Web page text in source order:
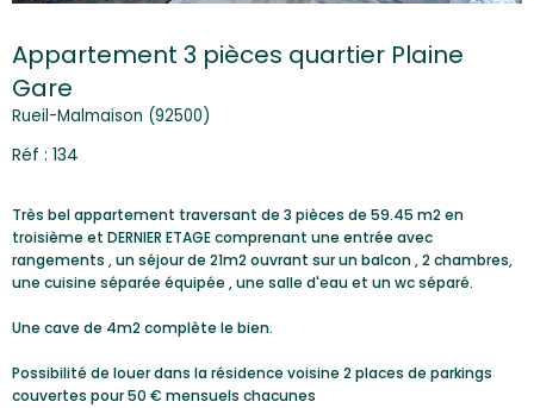
Appartement 3 pièces quartier Plaine
Gare
Rueil-Malmaison (92500)
Réf : 134
Très bel appartement traversant de 3 pièces de 59.45 m2 en
troisième et DERNIER ETAGE comprenant une entrée avec
rangements , un séjour de 21m2 ouvrant sur un balcon , 2 chambres,
une cuisine séparée équipée , une salle d'eau et un wc séparé.
Une cave de 4m2 complète le bien.
Possibilité de louer dans la résidence voisine 2 places de parkings
couvertes pour 50 € mensuels chacunes